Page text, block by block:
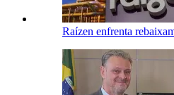
Raízen enfrenta